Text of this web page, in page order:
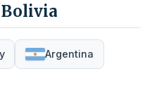
Bolivia
Argentina